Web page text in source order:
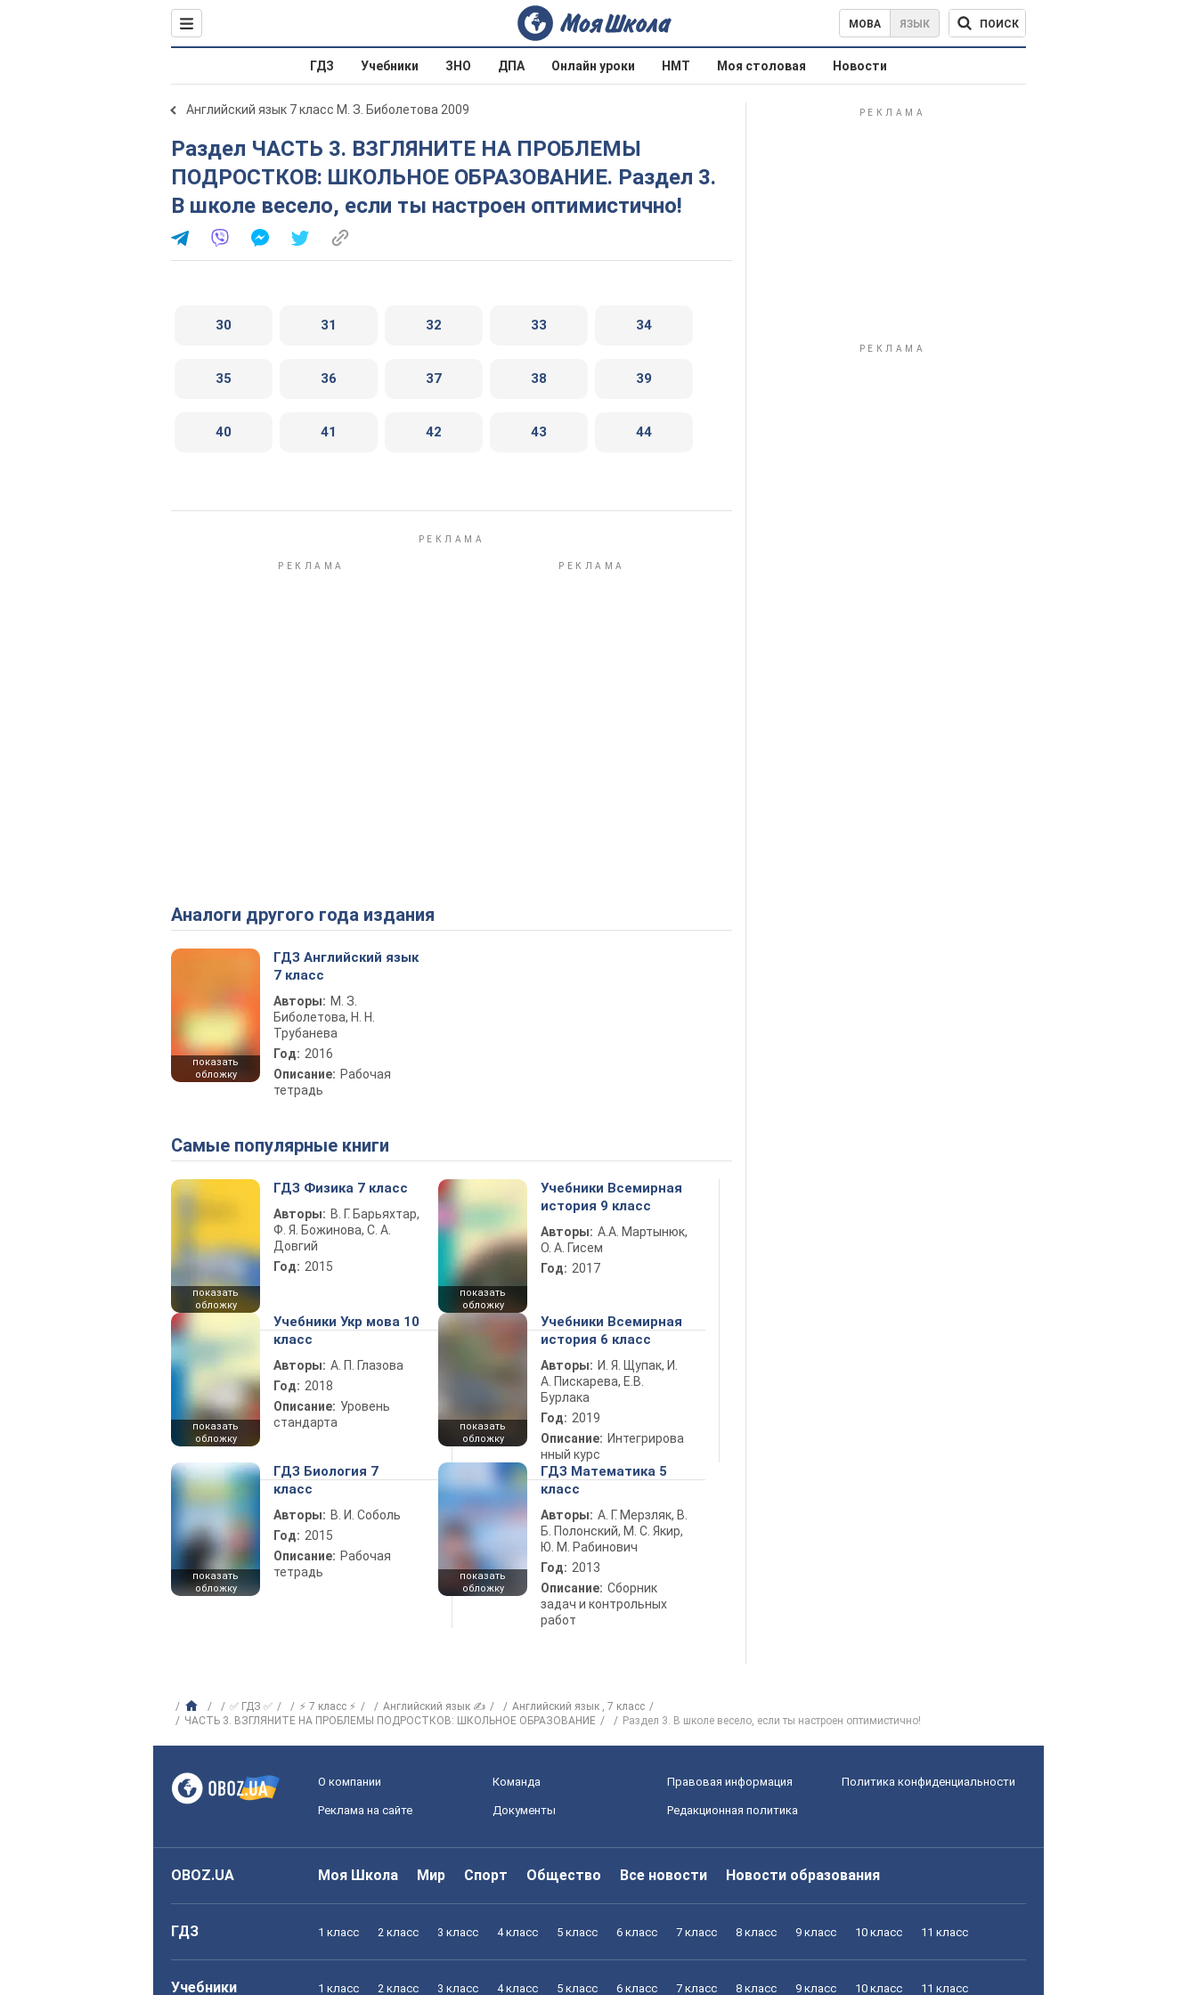
МОВА ЯЗЫК ПОИСК
ГДЗ Учебники ЗНО ДПА Онлайн уроки НМТ Моя столовая Новости
Английский язык 7 класс М. З. Биболетова 2009
Раздел ЧАСТЬ 3. ВЗГЛЯНИТЕ НА ПРОБЛЕМЫ
ПОДРОСТКОВ: ШКОЛЬНОЕ ОБРАЗОВАНИЕ. Раздел 3.
В школе весело, если ты настроен оптимистично!
30 31 32 33 34
35 36 37 38 39
40 41 42 43 44
Аналоги другого года издания
показать
обложку
ГДЗ Английский язык
7 класс
Авторы: М. З.
Биболетова, Н. Н.
Трубанева
Год: 2016
Описание: Рабочая
тетрадь
Самые популярные книги
показать
обложку
ГДЗ Физика 7 класс
Авторы: В. Г. Барьяхтар,
Ф. Я. Божинова, С. А.
Довгий
Год: 2015
показать
обложку
Учебники Всемирная
история 9 класс
Авторы: А.А. Мартынюк,
О. А. Гисем
Год: 2017
показать
обложку
Учебники Укр мова 10
класс
Авторы: А. П. Глазова
Год: 2018
Описание: Уровень
стандарта
показать
обложку
Учебники Всемирная
история 6 класс
Авторы: И. Я. Щупак, И.
А. Пискарева, Е.В.
Бурлака
Год: 2019
Описание: Интегрирова
нный курс
показать
обложку
ГДЗ Биология 7
класс
Авторы: В. И. Соболь
Год: 2015
Описание: Рабочая
тетрадь
показать
обложку
ГДЗ Математика 5
класс
Авторы: А. Г. Мерзляк, В.
Б. Полонский, М. С. Якир,
Ю. М. Рабинович
Год: 2013
Описание: Сборник
задач и контрольных
работ
✅ ГДЗ ✅ ⚡ 7 класс ⚡ Английский язык ✍
Английский язык , 7 класс
ЧАСТЬ 3. ВЗГЛЯНИТЕ НА ПРОБЛЕМЫ ПОДРОСТКОВ: ШКОЛЬНОЕ ОБРАЗОВАНИЕ
Раздел 3. В школе весело, если ты настроен оптимистично!
О компании Команда Правовая информация Политика конфиденциальности
Реклама на сайте Документы Редакционная политика
OBOZ.UA Моя Школа Мир Спорт Общество Все новости Новости образования
ГДЗ 1 класс 2 класс 3 класс 4 класс 5 класс 6 класс 7 класс 8 класс 9 класс 10 класс 11 класс
Учебники 1 класс 2 класс 3 класс 4 класс 5 класс 6 класс 7 класс 8 класс 9 класс 10 класс 11 класс